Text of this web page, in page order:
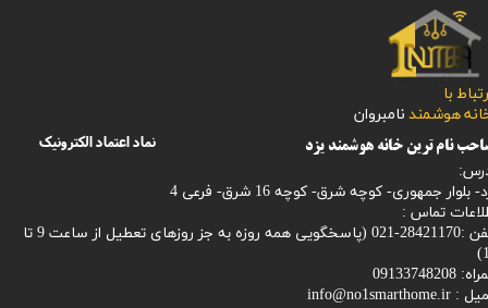
با
هوشمند نامبروان
بلوار جمهوری- کوچه شرق- کوچه 16 شرق- فرعی 4
تماس :
021 (
پاسخگویی همه روزه به جز روزهای تعطیل از ساعت 9 تا
09133748208
:
info@no1smarthome.ir
نماد اعتماد الکترونیک نام ترین خانه هوشمند یزد